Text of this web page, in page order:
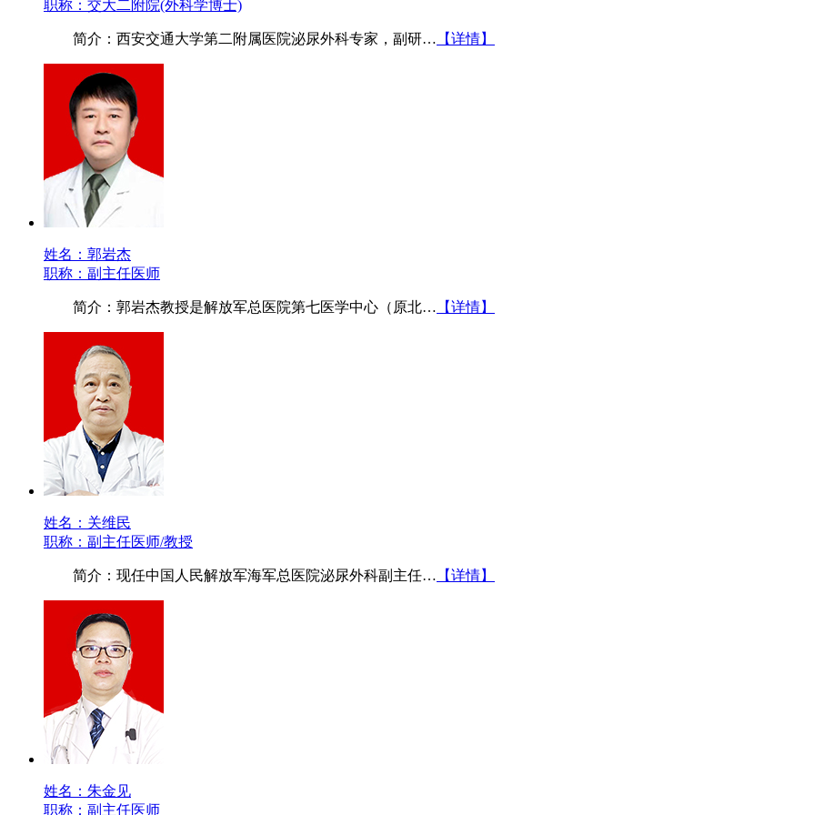
职称：交大二附院(外科学博士)
简介：西安交通大学第二附属医院泌尿外科专家，副研… 【详情】
姓名：郭岩杰
职称：副主任医师
简介：郭岩杰教授是解放军总医院第七医学中心（原北… 【详情】
姓名：关维民
职称：副主任医师/教授
简介：现任中国人民解放军海军总医院泌尿外科副主任… 【详情】
姓名：朱金见
职称：副主任医师